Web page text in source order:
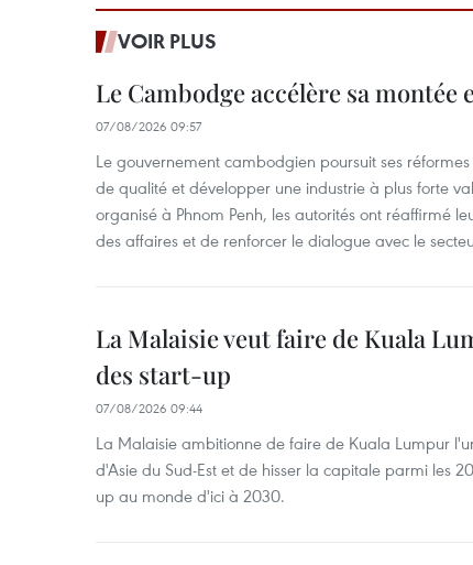
VOIR PLUS
Le Cambodge accélère sa
07/08/2026 09:57
Le gouvernement cambodgien poursuit ses
de qualité et développer une industrie à plus forte
organisé à Phnom Penh, les autorités ont réaffirmé
des affaires et de renforcer le dialogue avec le
La Malaisie veut faire de Kuala
des start-up
07/08/2026 09:44
La Malaisie ambitionne de faire de Kuala Lumpur
d'Asie du Sud-Est et de hisser la capitale parmi les
up au monde d'ici à 2030.